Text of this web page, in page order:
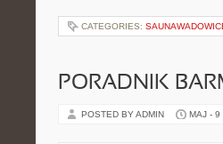
CATEGORIES:
PORADNIK
POSTED BY ADMIN MAJ - 9